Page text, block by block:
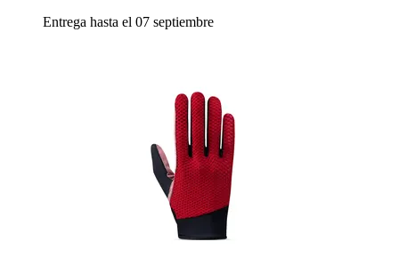
Entrega hasta el 07 septiembre